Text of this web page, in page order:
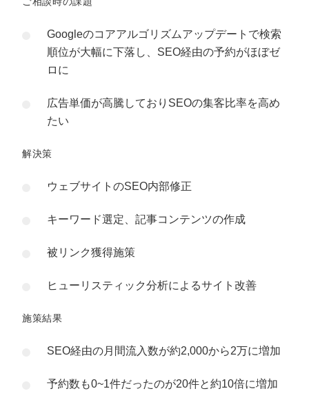
Googleのコアアルゴリズムアップデートで検索
順位が大幅に下落し、SEO経由の予約がほぼゼ
ロに
広告単価が高騰しておりSEOの集客比率を高め
たい
解決策
ウェブサイトのSEO内部修正
キーワード選定、記事コンテンツの作成
被リンク獲得施策
ヒューリスティック分析によるサイト改善
施策結果
SEO経由の月間流入数が約2,000から2万に増加
予約数も0~1件だったのが20件と約10倍に増加